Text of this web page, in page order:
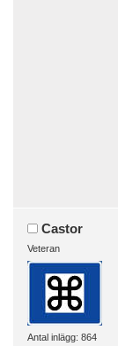
Castor
Veteran
Antal inlägg: 864